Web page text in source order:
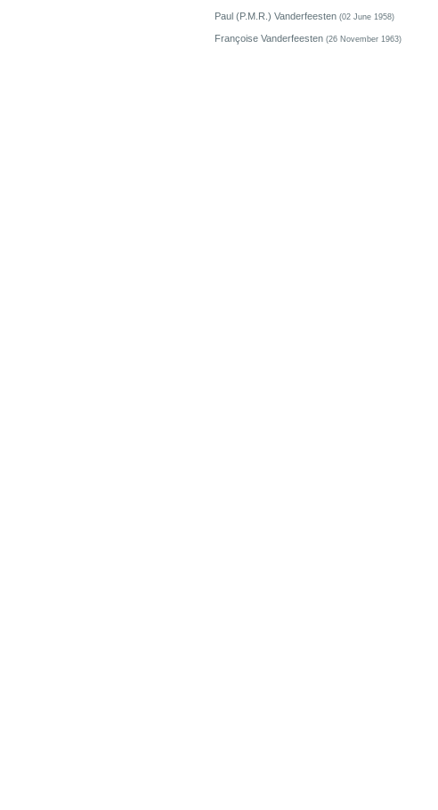
Paul (P.M.R.) Vanderfeesten (02 June 1958)
Françoise Vanderfeesten (26 November 1963)